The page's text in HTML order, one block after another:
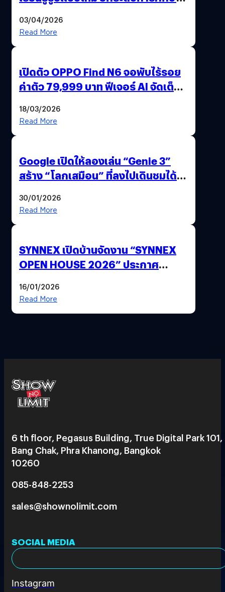
03/04/2026
Read More
เปิดตัว OPPO Find N6 จอพับไร้รอย
ค่าตัว 79,999 บาท ฟีเจอร์ AI จัดเต็ม
18/03/2026
Read More
Google เปิดให้ลองเล่น “Genie 3”
สร้าง “โลกเสมือน” ที่ลงไปเดินชมได้
30/01/2026
Read More
SYNNEX เปิดบ้านจัดงาน “SYNNEX
OPEN HOUSE 2026” ประกาศ
ได้ 53,000 ล้านบาท
16/01/2026
Read More
6 th floor, Pegasus Building, True Digital Park 101,
Bang Chak, Phra Khanong, Bangkok
10260
085-848-2253
sales@shownolimit.com
SOCIAL MEDIA
Instagram